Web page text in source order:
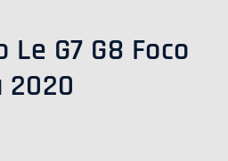
G7 G8 Foco
2020